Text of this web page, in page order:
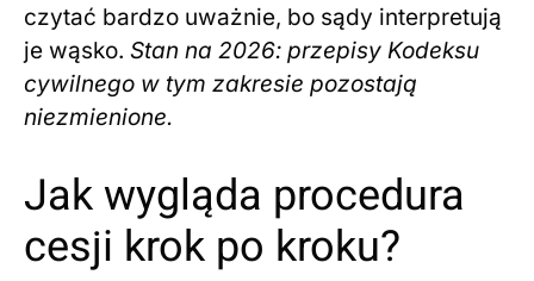
czytać bardzo uważnie, bo sądy interpretują
je wąsko. Stan na 2026: przepisy Kodeksu
cywilnego w tym zakresie pozostają
niezmienione.
Jak wygląda procedura
cesji krok po kroku?